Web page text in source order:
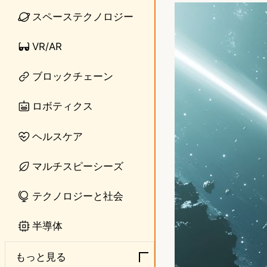
スペーステクノロジー
VR/AR
ブロックチェーン
ロボティクス
ヘルスケア
マルチスピーシーズ
テクノロジーと社会
半導体
もっと見る
o
d
o
n